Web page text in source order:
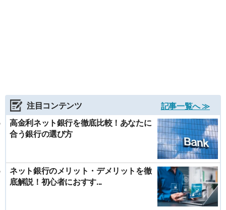
注目コンテンツ
記事一覧へ ≫
高金利ネット銀行を徹底比較！あなたに
合う銀行の選び方
ネット銀行のメリット・デメリットを徹
底解説！初心者におすす...